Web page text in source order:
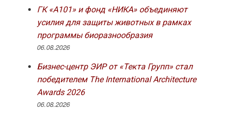
ГК «А101» и фонд «НИКА» объединяют
усилия для защиты животных в рамках
программы биоразнообразия
06.08.2026
Бизнес-центр ЭИР от «Текта Групп» стал
победителем The International Architecture
Awards 2026
06.08.2026